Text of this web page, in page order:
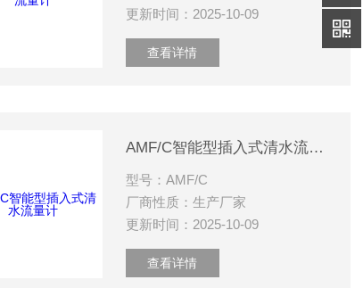
更新时间：2025-10-09
查看详情
AMF/C智能型插入式清水流量计
型号：AMF/C
厂商性质：生产厂家
更新时间：2025-10-09
查看详情